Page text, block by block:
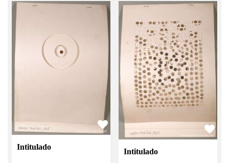
Intitulado
Intitulado